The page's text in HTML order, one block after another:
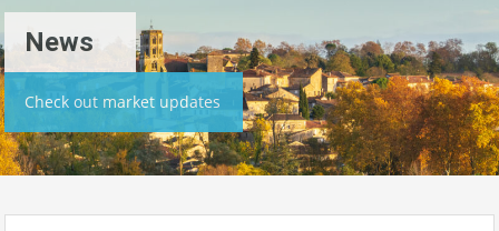
News
Check out market updates